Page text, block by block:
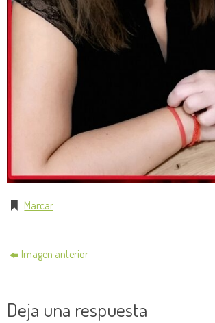
Marcar.
Imagen anterior
Deja una respuesta